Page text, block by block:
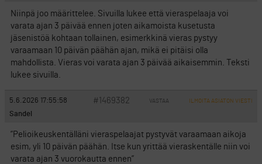
Niinpä joo määrittelee. Sivuilla lukee että vieraspelaaja voi
varata ajan 3 päivää ennen joten aikamoista kusetusta
jäsenistöä kohtaan tollainen, esimerkkinä vieras pystyy
varaamaan 10 päivän päähän ajan, mikä ei pitäisi olla
mahdollista. Vieras voi varata ajan 3 päivää aikaisemmin. Teksti
lukee sivuilla.
5.6.2026 17:55:58 #1469382 VASTAA ILMOITA ASIATON VIESTI
Sandel
”Pelioikeuskentälläni vieraspelaajat pystyvät varaamaan aikoja
esim, yli 10 päivän päähän. Itse kun yrittää vieraskentälle niin voi
varata ajan 3 vuorokautta ennen”